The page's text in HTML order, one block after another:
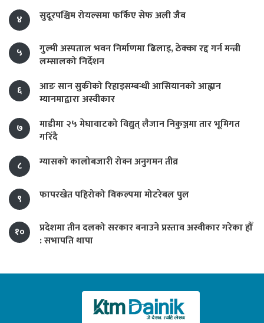
४ सुदूरपश्चिम रोयल्समा फर्किए सेफ अली जैब
५
गुल्मी अस्पताल भवन निर्माणमा ढिलाइ, ठेक्का रद्द गर्न मन्त्री
लम्सालको निर्देशन
६
आङ सान सुकीको रिहाइसम्बन्धी आसियानको आह्वान
म्यानमाद्वारा अस्वीकार
७
माडीमा २५ मेघावाटको विद्युत् लैजान निकुञ्जमा तार भूमिगत
गरिँदै
८
ग्यासको कालोबजारी रोक्न अनुगमन तीव्र
९ फापरखेत पहिरोको विकल्पमा मोटरेबल पुल
१०
प्रदेशमा तीन दलको सरकार बनाउने प्रस्ताव अस्वीकार गरेका हौँ
: सभापति थापा